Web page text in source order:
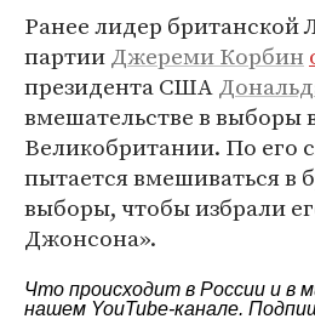
Ранее лидер британской
партииДжереми Корбин
президента США
вмешательстве в выборы
Великобритании. По его
пытается вмешиваться в
выборы, чтобы избрали
Джонсона».
Что происходит в России и в
нашем YouTube-канале.